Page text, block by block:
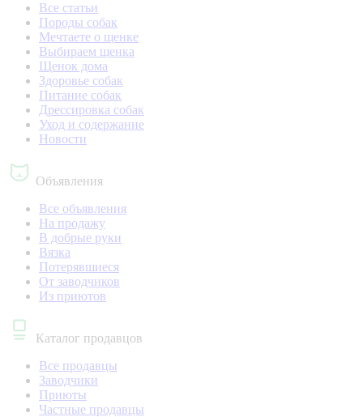
Все статьи
Породы собак
Мечтаете о щенке
Выбираем щенка
Щенок дома
Здоровье собак
Питание собак
Дрессировка собак
Уход и содержание
Новости
Объявления
Все объявления
На продажу
В добрые руки
Вязка
Потерявшиеся
От заводчиков
Из приютов
Каталог продавцов
Все продавцы
Заводчики
Приюты
Частные продавцы